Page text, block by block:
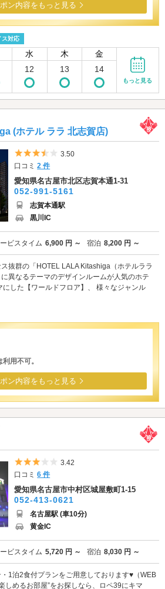
ン内容をもっと見る
ス対応
水 木 金
12 13 14
もっと見る
(ホテル ララ 北志賀店)
5つ星のうち3.5
3.50
口コミ2 件
愛知県名古屋市北区志賀本通1-31
052-991-5161
志賀本通駅
黒川IC
ビスタイム 6,900 円 ～ 宿泊 8,200 円 ～
抜群の「HOTEL LALA Kitashiga（ホテルララ
異なるテーマのデザインルームが人気のホテ
した【ワールドフロア】、 様々なジャンル
用不可。
ン内容をもっと見る
5つ星のうち3
3.42
口コミ6 件
愛知県名古屋市中村区城屋敷町1-15
052-413-0621
名古屋駅 (車10分)
黄金IC
ビスタイム 5,720 円 ～ 宿泊 8,030 円 ～
1泊2食付プランをご用意しております♥（WEB
しめるお部屋”をお探しなら、ロペ39にキマ